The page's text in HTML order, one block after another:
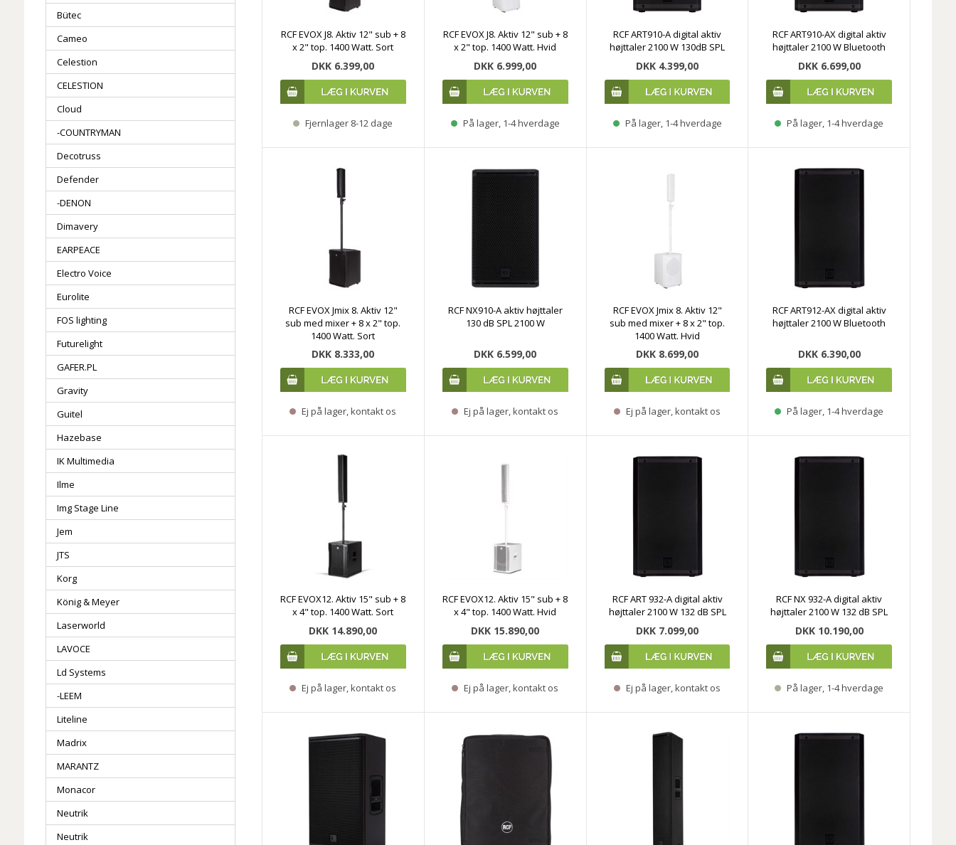
Bütec
Cameo
Celestion
CELESTION
Cloud
-COUNTRYMAN
Decotruss
Defender
-DENON
Dimavery
EARPEACE
Electro Voice
Eurolite
FOS lighting
Futurelight
GAFER.PL
Gravity
Guitel
Hazebase
IK Multimedia
Ilme
Img Stage Line
Jem
JTS
Korg
König & Meyer
Laserworld
LAVOCE
Ld Systems
-LEEM
Liteline
Madrix
MARANTZ
Monacor
Neutrik
Neutrik
RCF EVOX J8. Aktiv 12" sub + 8
x 2" top. 1400 Watt. Sort
DKK 6.399,00
Fjernlager 8-12 dage
RCF EVOX J8. Aktiv 12" sub + 8
x 2" top. 1400 Watt. Hvid
DKK 6.999,00
På lager, 1-4 hverdage
RCF ART910-A digital aktiv
højttaler 2100 W 130dB SPL
DKK 4.399,00
På lager, 1-4 hverdage
RCF ART910-AX digital aktiv
højttaler 2100 W Bluetooth
DKK 6.699,00
På lager, 1-4 hverdage
RCF EVOX Jmix 8. Aktiv 12"
sub med mixer + 8 x 2" top.
1400 Watt. Sort
DKK 8.333,00
Ej på lager, kontakt os
RCF NX910-A aktiv højttaler
130 dB SPL 2100 W
DKK 6.599,00
Ej på lager, kontakt os
RCF EVOX Jmix 8. Aktiv 12"
sub med mixer + 8 x 2" top.
1400 Watt. Hvid
DKK 8.699,00
Ej på lager, kontakt os
RCF ART912-AX digital aktiv
højttaler 2100 W Bluetooth
DKK 6.390,00
På lager, 1-4 hverdage
RCF EVOX12. Aktiv 15" sub + 8
x 4" top. 1400 Watt. Sort
DKK 14.890,00
Ej på lager, kontakt os
RCF EVOX12. Aktiv 15" sub + 8
x 4" top. 1400 Watt. Hvid
DKK 15.890,00
Ej på lager, kontakt os
RCF ART 932-A digital aktiv
højttaler 2100 W 132 dB SPL
DKK 7.099,00
Ej på lager, kontakt os
RCF NX 932-A digital aktiv
højttaler 2100 W 132 dB SPL
DKK 10.190,00
På lager, 1-4 hverdage